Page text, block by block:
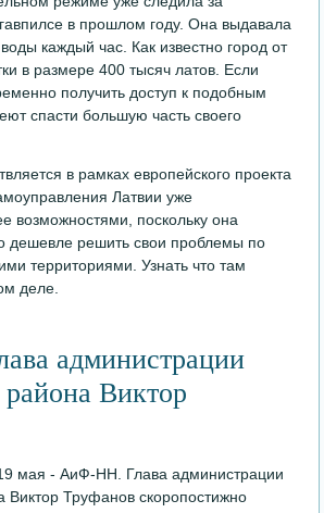
в прошлом году. Она выдавала
каждый час. Как известно город от
в размере 400 тысяч латов. Если
получить доступ к подобным
спасти большую часть своего
в рамках европейского проекта
Латвии уже
возможностями, поскольку она
дешевле решить свои проблемы по
территориями. Узнать что там
деле.
администрации
района Виктор
мая - АиФ-НН. Глава администрации
Виктор Труфанов скоропостижно